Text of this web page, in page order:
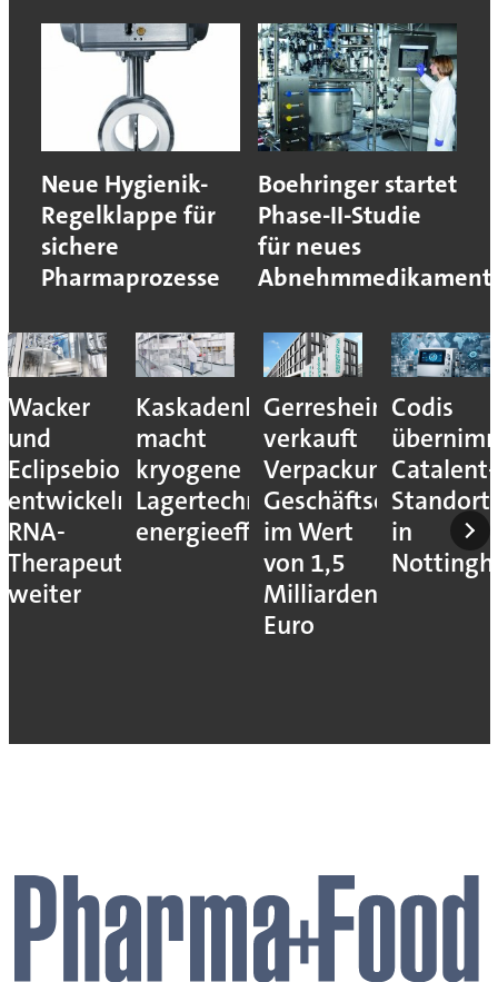
Neue Hygienik-
Regelklappe für
sichere
Pharmaprozesse
Boehringer startet
Phase-II-Studie
für neues
Abnehmmedikament
Wacker
und
Eclipsebio
entwickeln
RNA-
Therapeutika
weiter
Kaskadenkonzept
macht
kryogene
Lagertechnik
energieeffizienter
Gerresheimer
verkauft
Verpackungs-
Geschäftseinheiten
im Wert
von 1,5
Milliarden
Euro
Codis
Catalent-
Standort
in